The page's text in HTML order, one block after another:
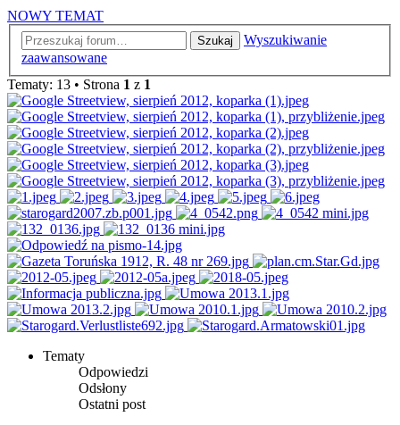
NOWY TEMAT
Szukaj
Wyszukiwanie
zaawansowane
Tematy: 13 • Strona 1 z 1
Tematy
Odpowiedzi
Odsłony
Ostatni post